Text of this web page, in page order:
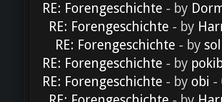
RE: Forengeschichte - by
RE: Forengeschichte - by
RE: Forengeschichte - by
RE: Forengeschichte - by
RE: Forengeschichte - by obi -